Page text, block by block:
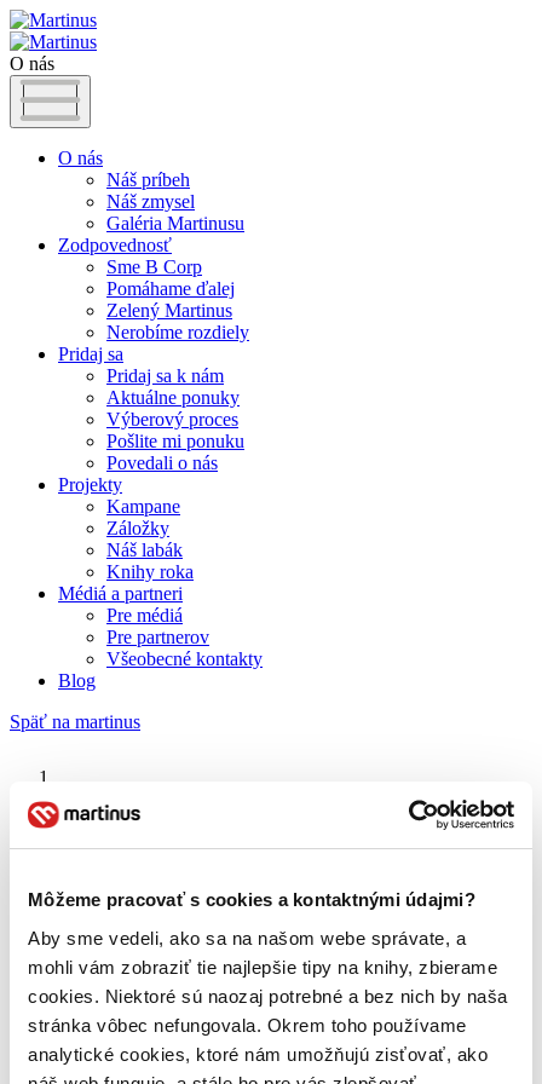
Môžeme pracovať s cookies a kontaktnými údajmi?
Aby sme vedeli, ako sa na našom webe správate, a
mohli vám zobraziť tie najlepšie tipy na knihy, zbierame
cookies. Niektoré sú naozaj potrebné a bez nich by naša
stránka vôbec nefungovala. Okrem toho používame
analytické cookies, ktoré nám umožňujú zisťovať, ako
O nás
O nás
Náš príbeh
Náš zmysel
Galéria Martinusu
Zodpovednosť
Sme B Corp
Pomáhame ďalej
Zelený Martinus
Nerobíme rozdiely
Pridaj sa
Pridaj sa k nám
Aktuálne ponuky
Výberový proces
Pošlite mi ponuku
Povedali o nás
Projekty
Kampane
Záložky
Náš labák
Knihy roka
Médiá a partneri
Pre médiá
Pre partnerov
Všeobecné kontakty
Blog
Späť na martinus
Craig Cabell
O nás
Náš príbeh
Galéria Martinusu
Zodpovednosť
Sme B Corp